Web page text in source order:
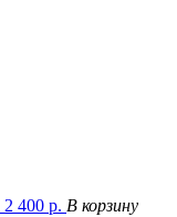
2 400 р. В корзину